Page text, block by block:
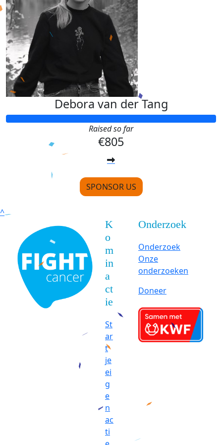
Debora van der Tang
Raised so far
€805
SPONSOR US
^
K
o
m
in
a
ct
ie
St
ar
t
je
ei
g
e
n
ac
ti
Onderzoek
Onderzoek
Onze
onderzoeken
Doneer